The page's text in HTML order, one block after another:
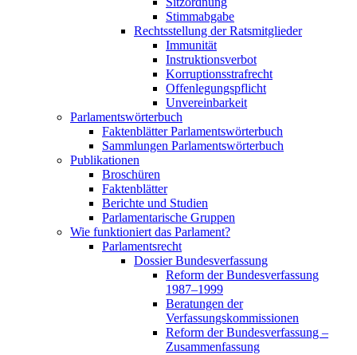
Stimmabgabe
Rechtsstellung der Ratsmitglieder
Immunität
Instruktionsverbot
Korruptionsstrafrecht
Offenlegungspflicht
Unvereinbarkeit
Parlamentswörterbuch
Faktenblätter Parlamentswörterbuch
Sammlungen Parlamentswörterbuch
Publikationen
Broschüren
Faktenblätter
Berichte und Studien
Parlamentarische Gruppen
Wie funktioniert das Parlament?
Parlamentsrecht
Dossier Bundesverfassung
Reform der Bundesverfassung
1987–1999
Beratungen der
Verfassungskommissionen
Reform der Bundesverfassung –
Zusammenfassung